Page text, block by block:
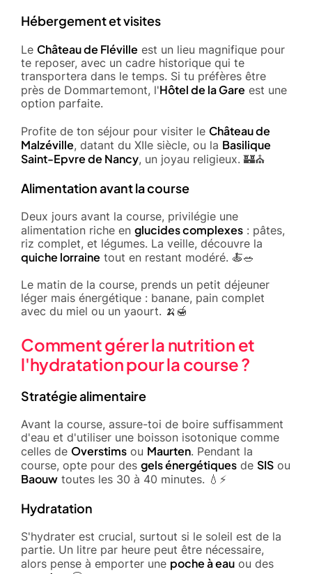
Hébergement et visites
Le Château de Fléville est un lieu magnifique pour
te reposer, avec un cadre historique qui te
transportera dans le temps. Si tu préfères être
près de Dommartemont, l'Hôtel de la Gare est une
option parfaite.
Profite de ton séjour pour visiter le Château de
Malzéville, datant du XIIe siècle, ou la Basilique
Saint-Epvre de Nancy, un joyau religieux. 🏰⛪
Alimentation avant la course
Deux jours avant la course, privilégie une
alimentation riche en glucides complexes : pâtes,
riz complet, et légumes. La veille, découvre la
quiche lorraine tout en restant modéré. 🍝🥗
Le matin de la course, prends un petit déjeuner
léger mais énergétique : banane, pain complet
avec du miel ou un yaourt. 🍌🍯
Comment gérer la nutrition et
l'hydratation pour la course ?
Stratégie alimentaire
Avant la course, assure-toi de boire suffisamment
d'eau et d'utiliser une boisson isotonique comme
celles de Overstims ou Maurten. Pendant la
course, opte pour des gels énergétiques de SIS ou
Baouw toutes les 30 à 40 minutes. 💧⚡
Hydratation
S'hydrater est crucial, surtout si le soleil est de la
partie. Un litre par heure peut être nécessaire,
alors pense à emporter une poche à eau ou des